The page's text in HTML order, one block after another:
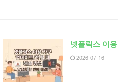
넷플릭스 이
2026-07-16